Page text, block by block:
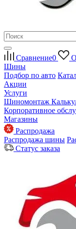
Сравнение0
Шины
Подбор по авто
Акции
Услуги
Шиномонтаж
Корпоративное
Магазины
Распродажа
Распродажа шины
Статус заказа